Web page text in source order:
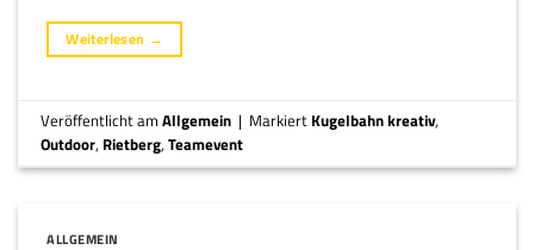
Weiterlesen →
Veröffentlicht amAllgemein | Markiert Kugelbahn kreativ,
Outdoor, Rietberg,Teamevent
ALLGEMEIN